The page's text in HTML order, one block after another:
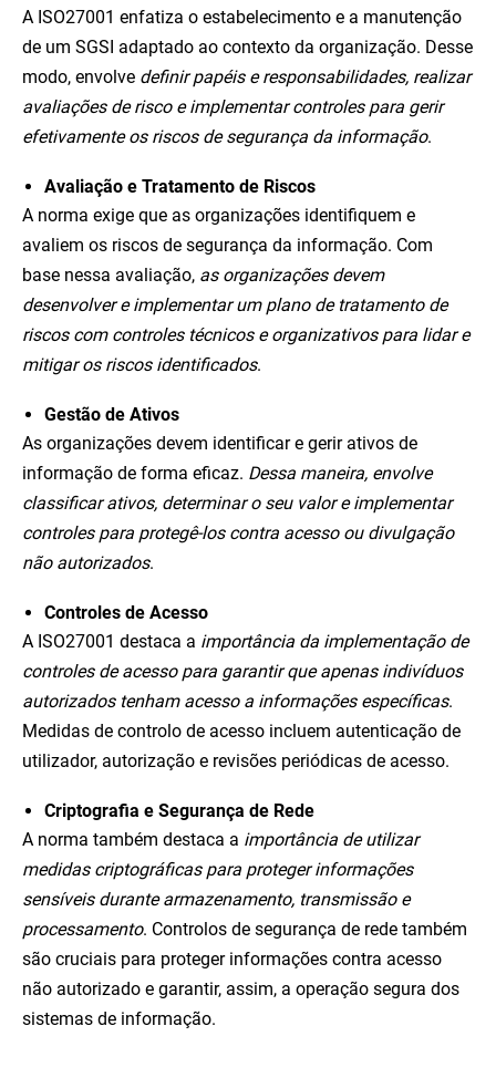
A ISO27001 enfatiza o estabelecimento e a manutenção
de um SGSI adaptado ao contexto da organização. Desse
modo, envolve definir papéis e responsabilidades, realizar
avaliações de risco e implementar controles para gerir
efetivamente os riscos de segurança da informação.
Avaliação e Tratamento de Riscos
A norma exige que as organizações identifiquem e
avaliem os riscos de segurança da informação. Com
base nessa avaliação, as organizações devem
desenvolver e implementar um plano de tratamento de
riscos com controles técnicos e organizativos para lidar e
mitigar os riscos identificados.
Gestão de Ativos
As organizações devem identificar e gerir ativos de
informação de forma eficaz. Dessa maneira, envolve
classificar ativos, determinar o seu valor e implementar
controles para protegê-los contra acesso ou divulgação
não autorizados.
Controles de Acesso
A ISO27001 destaca a importância da implementação de
controles de acesso para garantir que apenas indivíduos
autorizados tenham acesso a informações específicas.
Medidas de controlo de acesso incluem autenticação de
utilizador, autorização e revisões periódicas de acesso.
Criptografia e Segurança de Rede
A norma também destaca a importância de utilizar
medidas criptográficas para proteger informações
sensíveis durante armazenamento, transmissão e
processamento. Controlos de segurança de rede também
são cruciais para proteger informações contra acesso
não autorizado e garantir, assim, a operação segura dos
sistemas de informação.